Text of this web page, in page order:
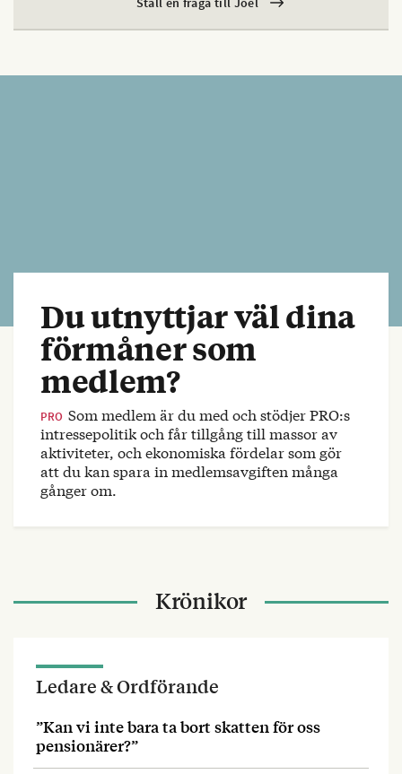
Du utnyttjar väl dina
förmåner som
medlem?
PRO Som medlem är du med och stödjer PRO:s
intressepolitik och får tillgång till massor av
aktiviteter, och ekonomiska fördelar som gör
att du kan spara in medlemsavgiften många
gånger om.
Krönikor
Ledare & Ordförande
”Kan vi inte bara ta bort skatten för oss
pensionärer?”